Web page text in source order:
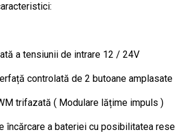
a tensiunii de intrare 12 / 24V
controlată de 2 butoane amplasate
trifazată ( Modulare lățime impuls )
încărcare a bateriei cu posibilitatea